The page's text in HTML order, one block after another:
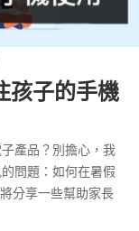
孩子的手機
產品？別擔心，我
問題：如何在暑假
分享一些幫助家長